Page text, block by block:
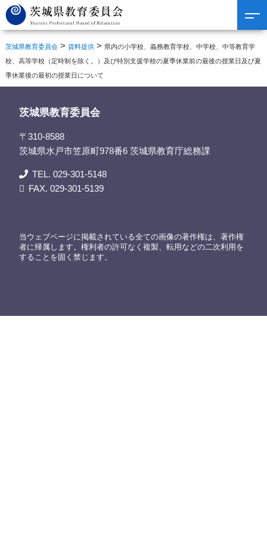
茨城県教育委員会 > 資料提供 > 県内の小学校、義務教育学校、中学校、中等教育学
校、高等学校（定時制を除く。）及び特別支援学校の夏季休業前の最後の授業日及び夏
季休業後の最初の授業日について
茨城県教育委員会
〒310-8588
茨城県水戸市笠原町978番6 茨城県教育庁総務課
TEL. 029-301-5148
FAX. 029-301-5139
当ウェブページに掲載されている全ての画像の著作権は、著作権
者に帰属します。権利者の許可なく複製、転用などの二次利用を
することを固く禁じます。